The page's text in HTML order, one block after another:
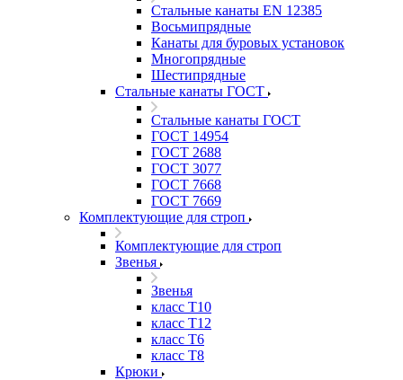
Стальные канаты EN 12385
Восьмипрядные
Канаты для буровых установок
Многопрядные
Шестипрядные
Стальные канаты ГОСТ
Стальные канаты ГОСТ
ГОСТ 14954
ГОСТ 2688
ГОСТ 3077
ГОСТ 7668
ГОСТ 7669
Комплектующие для строп
Комплектующие для строп
Звенья
Звенья
класс Т10
класс Т12
класс Т6
класс Т8
Крюки